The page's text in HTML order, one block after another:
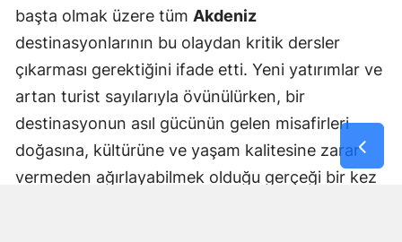
başta olmak üzere tüm Akdeniz
destinasyonlarının bu olaydan kritik dersler
çıkarması gerektiğini ifade etti. Yeni yatırımlar ve
artan turist sayılarıyla övünülürken, bir
destinasyonun asıl gücünün gelen misafirleri
doğasına, kültürüne ve yaşam kalitesine zarar
vermeden ağırlayabilmek olduğu gerçeği bir kez